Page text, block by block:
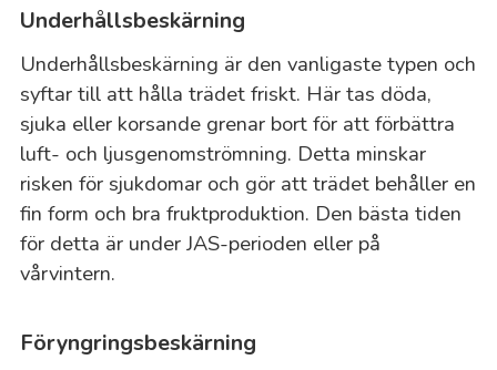
Underhållsbeskärning
Underhållsbeskärning är den vanligaste typen och
syftar till att hålla trädet friskt. Här tas döda,
sjuka eller korsande grenar bort för att förbättra
luft- och ljusgenomströmning. Detta minskar
risken för sjukdomar och gör att trädet behåller en
fin form och bra fruktproduktion. Den bästa tiden
för detta är under JAS-perioden eller på
vårvintern.
Föryngringsbeskärning